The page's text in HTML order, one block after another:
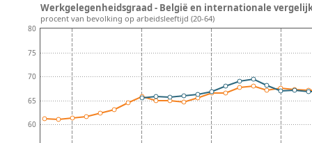
60
65
70
75
80
Werkgelegenheidsgraad - België en internationale
procent van bevolking op arbeidsleeftijd (20-64)